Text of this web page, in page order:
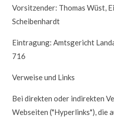
Gewässerübersicht
Schauffele
Schauffele
Tabuzonen
Schauffele
Gemeindeloch
I/II
Vorsitzender: Thomas Wüst,
Scheibenhardt
Eintragung: Amtsgericht
716
Verweise und Links
Bei direkten oder indirekten
Webseiten ("Hyperlinks"), die